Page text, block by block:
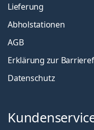
Lieferung
Abholstationen
AGB
Erklärung zur
Datenschutz